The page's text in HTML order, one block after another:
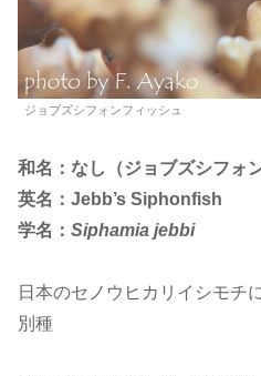
ジョブズシフォンフィッシュ
和名：なし（ジョブズシフォ
英名：Jebb’s Siphonfish
学名： Siphamia jebbi
日本のセノウヒカリイシモチ
別種